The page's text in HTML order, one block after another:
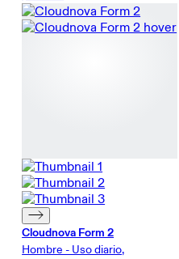
Cloudnova Form 2
Hombre - Uso diario,